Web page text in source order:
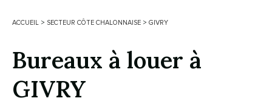
ACCUEIL > SECTEUR CÔTE CHALONNAISE > GIVRY
Bureaux à louer à
GIVRY